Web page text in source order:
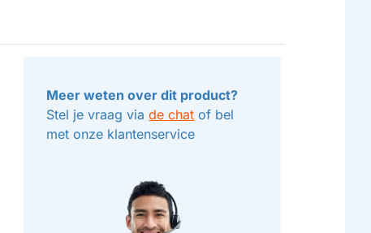
Meer weten over dit product?
Stel je vraag viade chat of bel
met onze klantenservice